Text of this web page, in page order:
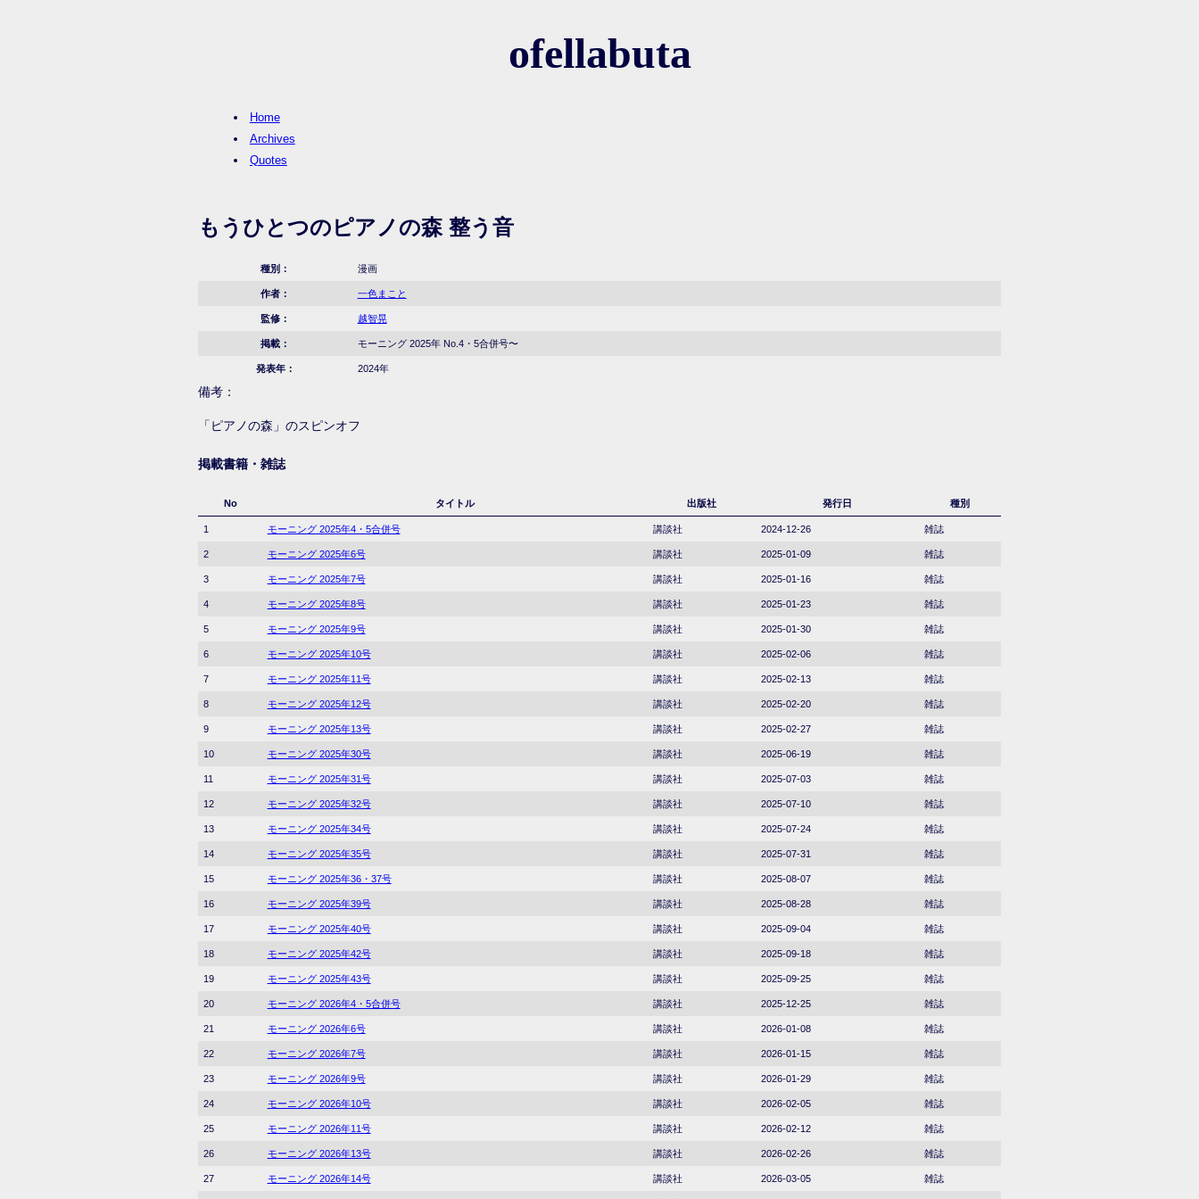
ofellabuta
Home
Archives
Quotes
もうひとつのピアノの森 整う音
種別： 漫画
作者： 一色まこと
監修： 越智晃
掲載： モーニング 2025年 No.4・5合併号〜
発表年： 2024年
備考：
「ピアノの森」のスピンオフ
掲載書籍・雑誌
No タイトル 出版社 発行日 種別
1 モーニング 2025年4・5合併号 講談社 2024-12-26 雑誌
2 モーニング 2025年6号 講談社 2025-01-09 雑誌
3 モーニング 2025年7号 講談社 2025-01-16 雑誌
4 モーニング 2025年8号 講談社 2025-01-23 雑誌
5 モーニング 2025年9号 講談社 2025-01-30 雑誌
6 モーニング 2025年10号 講談社 2025-02-06 雑誌
7 モーニング 2025年11号 講談社 2025-02-13 雑誌
8 モーニング 2025年12号 講談社 2025-02-20 雑誌
9 モーニング 2025年13号 講談社 2025-02-27 雑誌
10 モーニング 2025年30号 講談社 2025-06-19 雑誌
11 モーニング 2025年31号 講談社 2025-07-03 雑誌
12 モーニング 2025年32号 講談社 2025-07-10 雑誌
13 モーニング 2025年34号 講談社 2025-07-24 雑誌
14 モーニング 2025年35号 講談社 2025-07-31 雑誌
15 モーニング 2025年36・37号 講談社 2025-08-07 雑誌
16 モーニング 2025年39号 講談社 2025-08-28 雑誌
17 モーニング 2025年40号 講談社 2025-09-04 雑誌
18 モーニング 2025年42号 講談社 2025-09-18 雑誌
19 モーニング 2025年43号 講談社 2025-09-25 雑誌
20 モーニング 2026年4・5合併号 講談社 2025-12-25 雑誌
21 モーニング 2026年6号 講談社 2026-01-08 雑誌
22 モーニング 2026年7号 講談社 2026-01-15 雑誌
23 モーニング 2026年9号 講談社 2026-01-29 雑誌
24 モーニング 2026年10号 講談社 2026-02-05 雑誌
25 モーニング 2026年11号 講談社 2026-02-12 雑誌
26 モーニング 2026年13号 講談社 2026-02-26 雑誌
27 モーニング 2026年14号 講談社 2026-03-05 雑誌